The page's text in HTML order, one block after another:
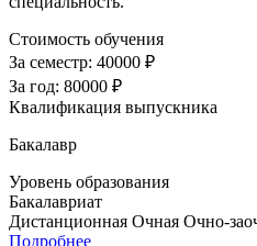
Стоимость обучения
За семестр: 40000 ₽
За год: 80000 ₽
Квалификация выпускника
Бакалавр
Уровень образования
Бакалавриат
Дистанционная Очная Очно-
Подробнее